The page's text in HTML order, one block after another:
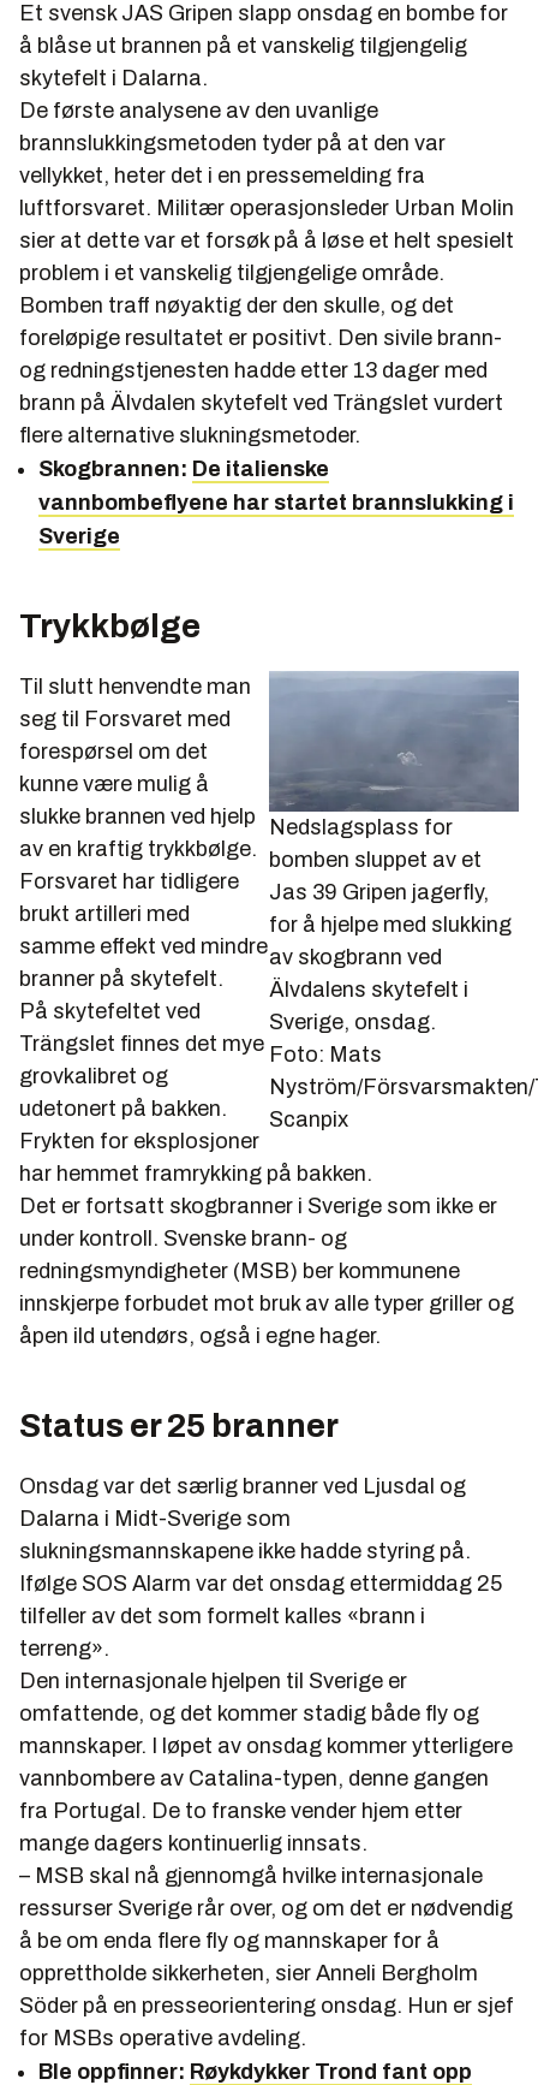
Et svensk JAS Gripen slapp onsdag en bombe for
å blåse ut brannen på et vanskelig tilgjengelig
skytefelt i Dalarna.
De første analysene av den uvanlige
brannslukkingsmetoden tyder på at den var
vellykket, heter det i en pressemelding fra
luftforsvaret. Militær operasjonsleder Urban Molin
sier at dette var et forsøk på å løse et helt spesielt
problem i et vanskelig tilgjengelige område.
Bomben traff nøyaktig der den skulle, og det
foreløpige resultatet er positivt. Den sivile brann-
og redningstjenesten hadde etter 13 dager med
brann på Älvdalen skytefelt ved Trängslet vurdert
flere alternative slukningsmetoder.
Skogbrannen: De italienske
vannbombeflyene har startet brannslukking i
Sverige
Trykkbølge
Nedslagsplass for
bomben sluppet av et
Jas 39 Gripen jagerfly,
for å hjelpe med slukking
av skogbrann ved
Älvdalens skytefelt i
Sverige, onsdag.
Foto: Mats
Nyström/
Scanpix
Til slutt henvendte man
seg til Forsvaret med
forespørsel om det
kunne være mulig å
slukke brannen ved hjelp
av en kraftig trykkbølge.
Forsvaret har tidligere
brukt artilleri med
samme effekt ved mindre
branner på skytefelt.
På skytefeltet ved
Trängslet finnes det mye
grovkalibret og
udetonert på bakken.
Frykten for eksplosjoner
har hemmet framrykking på bakken.
Det er fortsatt skogbranner i Sverige som ikke er
under kontroll. Svenske brann- og
redningsmyndigheter (MSB) ber kommunene
innskjerpe forbudet mot bruk av alle typer griller og
åpen ild utendørs, også i egne hager.
Status er 25 branner
Onsdag var det særlig branner ved Ljusdal og
Dalarna i Midt-Sverige som
slukningsmannskapene ikke hadde styring på.
Ifølge SOS Alarm var det onsdag ettermiddag 25
tilfeller av det som formelt kalles «brann i
terreng».
Den internasjonale hjelpen til Sverige er
omfattende, og det kommer stadig både fly og
mannskaper. I løpet av onsdag kommer ytterligere
vannbombere av Catalina-typen, denne gangen
fra Portugal. De to franske vender hjem etter
mange dagers kontinuerlig innsats.
– MSB skal nå gjennomgå hvilke internasjonale
ressurser Sverige rår over, og om det er nødvendig
å be om enda flere fly og mannskaper for å
opprettholde sikkerheten, sier Anneli Bergholm
Söder på en presseorientering onsdag. Hun er sjef
for MSBs operative avdeling.
Ble oppfinner: Røykdykker Trond fant opp